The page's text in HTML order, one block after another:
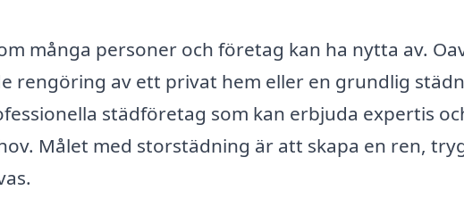
många personer och företag kan ha nytta av.
rengöring av ett privat hem eller en grundlig
städföretag som kan erbjuda expertis
Målet med storstädning är att skapa en ren,